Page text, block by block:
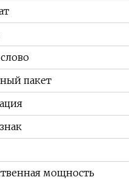
пакет
мощность